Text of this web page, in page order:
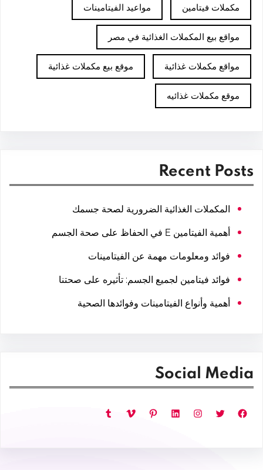
مكملات فيتامين مواعيد الفيتامينات
مواقع بيع المكملات الغذائية في مصر
مواقع مكملات غذائية موقع بيع مكملات غذائية
موقع مكملات غذائيه
Recent Posts
المكملات الغذائية الضرورية لصحة جسمك
أهمية الفيتامين E في الحفاظ على صحة الجسم
فوائد ومعلومات مهمة عن الفيتامينات
فوائد فيتامين لجميع الجسم: تأثيره على صحتنا
أهمية وأنواع الفيتامينات وفوائدها الصحية
Social Media
فيسبوك تويتر إنستجرام لينكد إن بينتريست فيميو تمبلر